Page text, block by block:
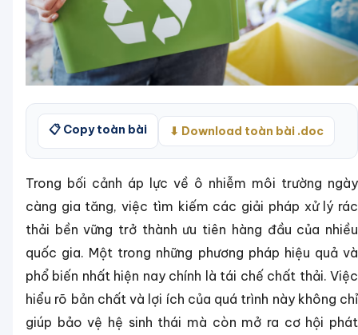
📋 Copy toàn bài ⬇ Download toàn bài .doc
Trong bối cảnh áp lực về ô nhiễm môi trường ngày
càng gia tăng, việc tìm kiếm các giải pháp xử lý rác
thải bền vững trở thành ưu tiên hàng đầu của nhiều
quốc gia. Một trong những phương pháp hiệu quả và
phổ biến nhất hiện nay chính là tái chế chất thải. Việc
hiểu rõ bản chất và lợi ích của quá trình này không chỉ
giúp bảo vệ hệ sinh thái mà còn mở ra cơ hội phát